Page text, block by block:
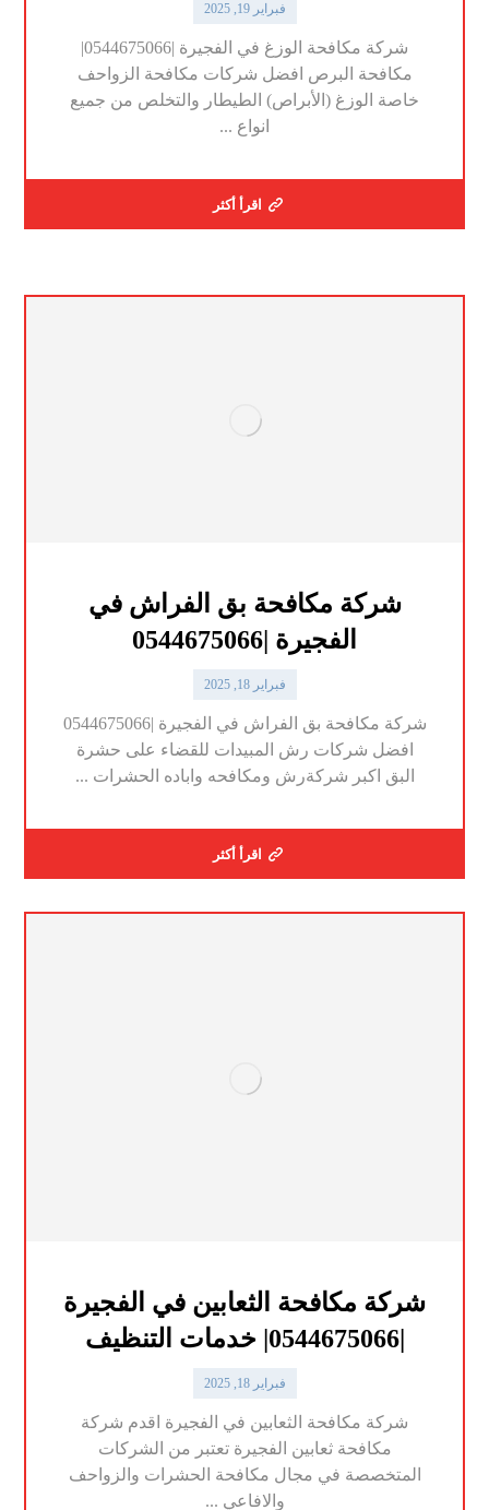
فبراير 19, 2025
شركة مكافحة الوزغ في الفجيرة |0544675066|
مكافحة البرص افضل شركات مكافحة الزواحف
خاصة الوزغ (الأبراص) الطيطار والتخلص من جميع
انواع ...
اقرأ أكثر
شركة مكافحة بق الفراش في
الفجيرة |0544675066
فبراير 18, 2025
شركة مكافحة بق الفراش في الفجيرة |0544675066
افضل شركات رش المبيدات للقضاء على حشرة
البق اكبر شركةرش ومكافحه واباده الحشرات ...
اقرأ أكثر
شركة مكافحة الثعابين في الفجيرة
|0544675066| خدمات التنظيف
فبراير 18, 2025
شركة مكافحة الثعابين في الفجيرة اقدم شركة
مكافحة ثعابين الفجيرة تعتبر من الشركات
المتخصصة في مجال مكافحة الحشرات والزواحف
والافاعي ...